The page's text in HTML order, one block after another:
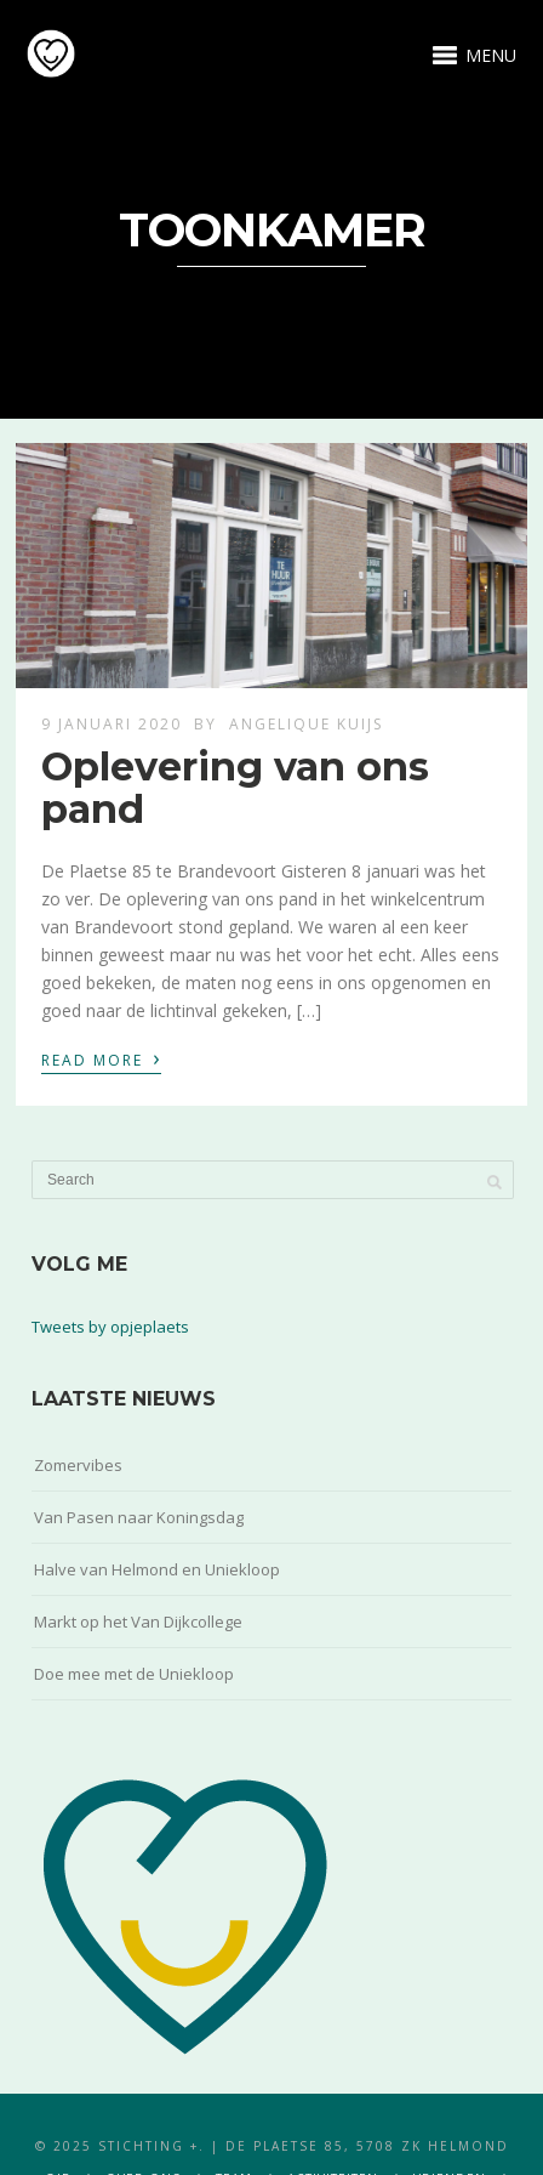
MENU
TOONKAMER
9 JANUARI 2020 BY ANGELIQUE KUIJS
Oplevering van ons
pand
De Plaetse 85 te Brandevoort Gisteren 8 januari was het
zo ver. De oplevering van ons pand in het winkelcentrum
van Brandevoort stond gepland. We waren al een keer
binnen geweest maar nu was het voor het echt. Alles eens
goed bekeken, de maten nog eens in ons opgenomen en
goed naar de lichtinval gekeken, […]
READ MORE ›
VOLG ME
Tweets by opjeplaets
LAATSTE NIEUWS
Zomervibes
Van Pasen naar Koningsdag
Halve van Helmond en Uniekloop
Markt op het Van Dijkcollege
Doe mee met de Uniekloop
© 2025 STICHTING +. | DE PLAETSE 85, 5708 ZK HELMOND